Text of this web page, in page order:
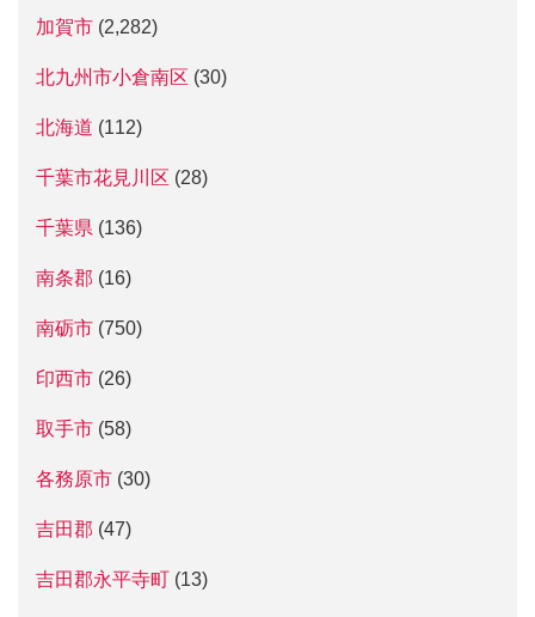
加賀市 (2,282)
北九州市小倉南区 (30)
北海道 (112)
千葉市花見川区 (28)
千葉県 (136)
南条郡 (16)
南砺市 (750)
印西市 (26)
取手市 (58)
各務原市 (30)
吉田郡 (47)
吉田郡永平寺町 (13)